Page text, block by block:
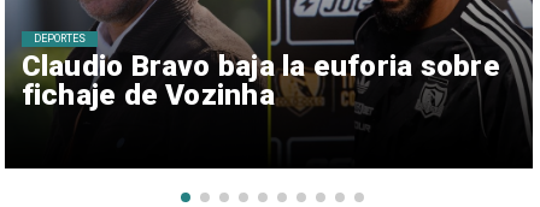
Claudio Bravo baja la euforia sobre
fichaje de Vozinha
DEPORTES